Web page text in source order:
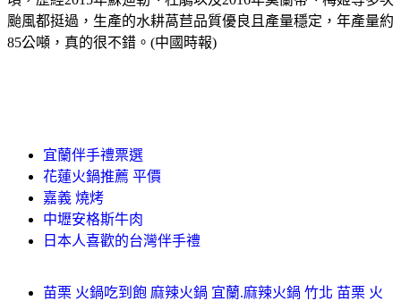
颱風都挺過，生產的水耕萵苣品質優良且產量穩定，年產量約
85公噸，真的很不錯。(中國時報)
宜蘭伴手禮票選
花蓮火鍋推薦 平價
嘉義 燒烤
中壢安格斯牛肉
日本人喜歡的台灣伴手禮
苗栗 火鍋吃到飽 麻辣火鍋 宜蘭.麻辣火鍋 竹北 苗栗 火